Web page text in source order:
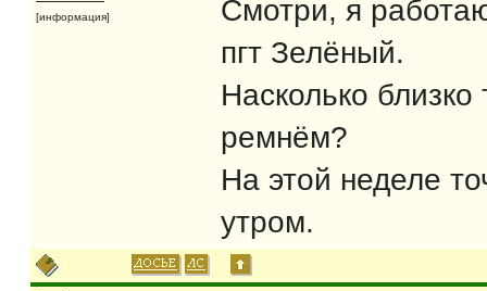
[информация]
Смотри, я
пгт Зелёный.
Насколько
ремнём?
На этой неделе
утром.